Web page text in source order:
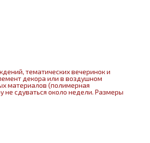
тематических вечеринок и
декора или в воздушном
материалов (полимерная
не сдуваться около недели. Размеры